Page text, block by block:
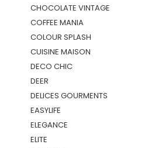
CHOCOLATE VINTAGE
COFFEE MANIA
COLOUR SPLASH
CUISINE MAISON
DECO CHIC
DEER
DELICES GOURMENTS
EASYLIFE
ELEGANCE
ELITE